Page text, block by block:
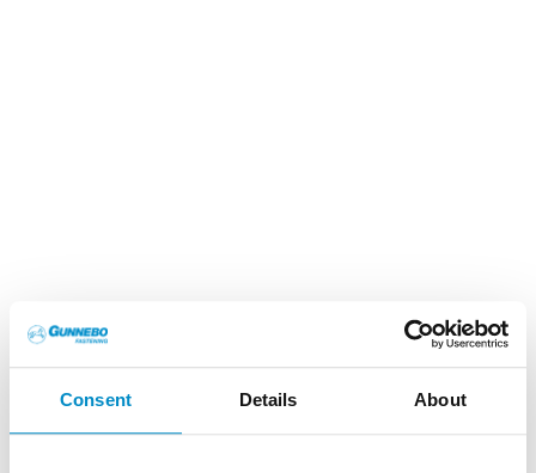
Consent Details About
REFERENSOBJEKT DÄR VÅRA PRODUKTER